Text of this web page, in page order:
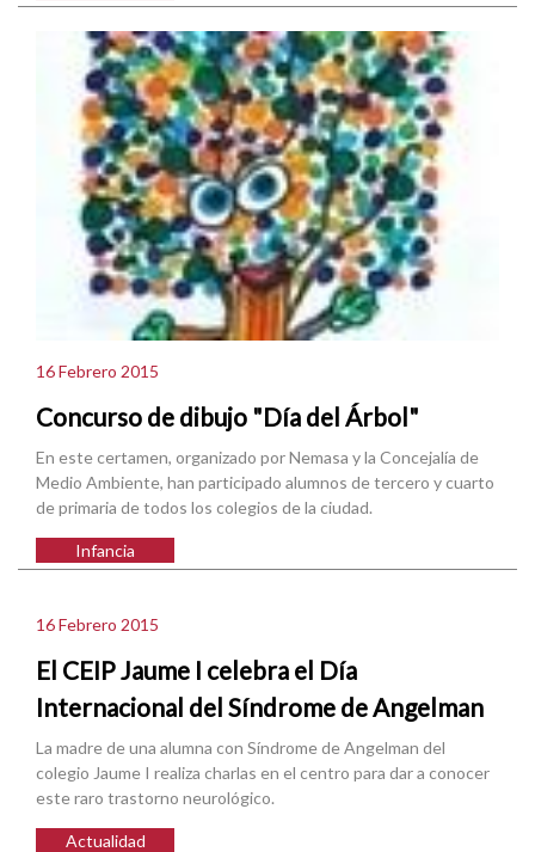
16 Febrero 2015
Concurso de dibujo "Día del Árbol"
En este certamen, organizado por Nemasa y la Concejalía de
Medio Ambiente, han participado alumnos de tercero y cuarto
de primaria de todos los colegios de la ciudad.
Infancia
16 Febrero 2015
El CEIP Jaume I celebra el Día
Internacional del Síndrome de Angelman
La madre de una alumna con Síndrome de Angelman del
colegio Jaume I realiza charlas en el centro para dar a conocer
este raro trastorno neurológico.
Actualidad